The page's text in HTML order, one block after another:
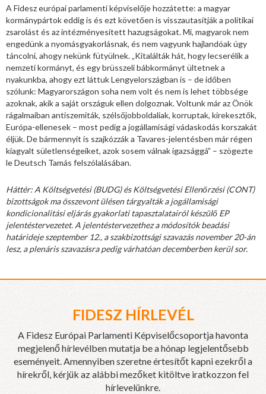
A Fidesz európai parlamenti képviselője hozzátette: a magyar
kormánypártok eddig is és ezt követően is visszautasítják a politikai
zsarolást és az intézményesített hazugságokat. Mi, magyarok nem
engedünk a nyomásgyakorlásnak, és nem vagyunk hajlandóak úgy
táncolni, ahogy nekünk fütyülnek. „Kitalálták hát, hogy lecserélik a
nemzeti kormányt, és egy brüsszeli bábkormányt ültetnek a
nyakunkba, ahogy ezt láttuk Lengyelországban is – de időben
szólunk: Magyarországon soha nem volt és nem is lehet többsége
azoknak, akik a saját országuk ellen dolgoznak. Voltunk már az Önök
rágalmaiban antiszemiták, szélsőjobboldaliak, korruptak, kirekesztők,
Európa-ellenesek – most pedig a jogállamisági vádaskodás korszakát
éljük. De bármennyit is szajkózzák a Tavares-jelentésben már régen
kiagyalt sületlenségeiket, azok sosem válnak igazsággá” – szögezte
le Deutsch Tamás felszólalásában.
Háttér: A Költségvetési (BUDG) és Költségvetési Ellenőrzési (CONT)
bizottságok ma összevont ülésen tárgyalták a jogállamisági
kondicionalitási eljárás gyakorlati tapasztalatairól készülő EP
jelentéstervezetet. A jelentéstervezethez a módosítók beadási
határideje szeptember 12., a szakbizottsági szavazás november 20-án
lesz, a plenáris szavazásra pedig várhatóan decemberben kerül sor.
FIDESZ HÍRLEVÉL
A Fidesz Európai Parlamenti Képviselőcsoportja havonta
megjelenő hírlevélben mutatja be a hónap legjelentősebb
eseményeit. Amennyiben szeretne értesítőt kapni ezekről a
hírekről, kérjük az alábbi mezőket kitöltve iratkozzon fel
hírlevelünkre.